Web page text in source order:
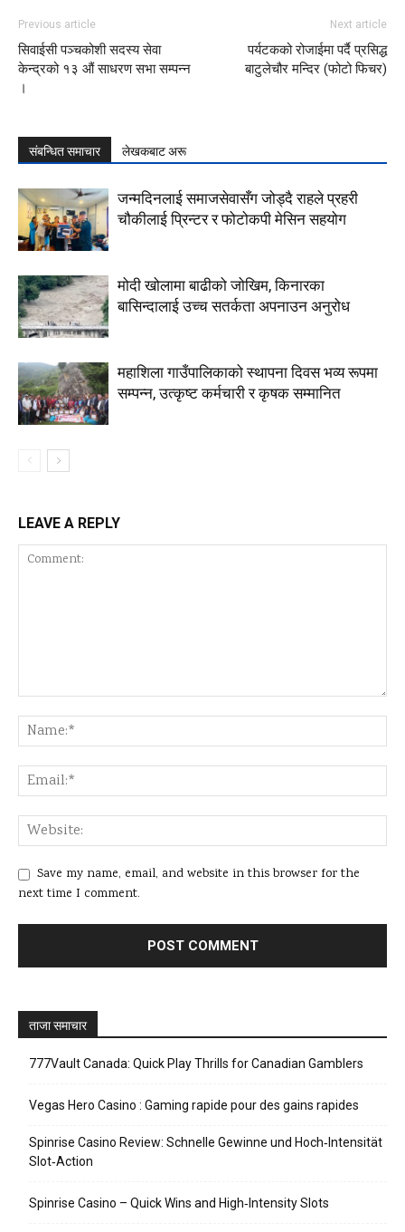
Previous article
सिवाईसी पञ्चकोशी सदस्य सेवा
केन्द्रको १३ औं साधरण सभा सम्पन्न
।
Next article
पर्यटकको रोजाईमा पर्दै प्रसिद्ध
बाटुलेचौर मन्दिर (फोटो फिचर)
संबन्धित समाचार लेखकबाट अरू
जन्मदिनलाई समाजसेवासँग जोड्दै राहले प्रहरी
चौकीलाई प्रिन्टर र फोटोकपी मेसिन सहयोग
मोदी खोलामा बाढीको जोखिम, किनारका
बासिन्दालाई उच्च सतर्कता अपनाउन अनुरोध
महाशिला गाउँपालिकाको स्थापना दिवस भव्य रूपमा
सम्पन्न, उत्कृष्ट कर्मचारी र कृषक सम्मानित
LEAVE A REPLY
Save my name, email, and website in this browser for the
next time I comment.
ताजा समाचार
777Vault Canada: Quick Play Thrills for Canadian Gamblers
Vegas Hero Casino : Gaming rapide pour des gains rapides
Spinrise Casino Review: Schnelle Gewinne und Hoch‑Intensität
Slot‑Action
Spinrise Casino – Quick Wins and High‑Intensity Slots